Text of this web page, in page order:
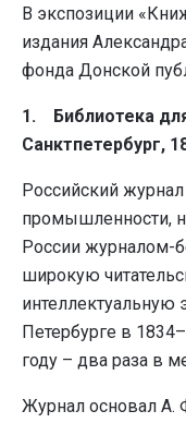
В экспозиции
издания
фонда Донской
1. Библиотека
Санктпетербург,
Российский
промышленности,
России журналом-
широкую
интеллектуальную
Петербурге в
году – два раза в
Журнал основал